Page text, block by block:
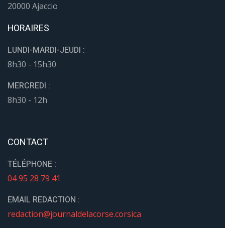
20000 Ajaccio
HORAIRES
LUNDI-MARDI-JEUDI :
8h30 - 15h30
MERCREDI :
8h30 - 12h
CONTACT
TÉLÉPHONE :
04 95 28 79 41
EMAIL REDACTION :
redaction@journaldelacorse.corsica